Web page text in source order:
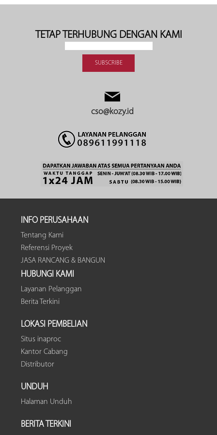
TETAP TERHUBUNG DENGAN KAMI
cso@kozy.id
INFO PERUSAHAAN
Tentang Kami
Referensi Proyek
JASA RANCANG & BANGUN
HUBUNGI KAMI
Layanan Pelanggan
Berita Terkini
LOKASI PEMBELIAN
Situs inaproc
Kantor Cabang
Distributor
UNDUH
Halaman Unduh
BERITA TERKINI